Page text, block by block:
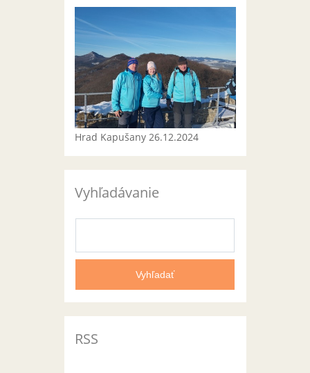
Hrad Kapušany 26.12.2024
Vyhľadávanie
RSS